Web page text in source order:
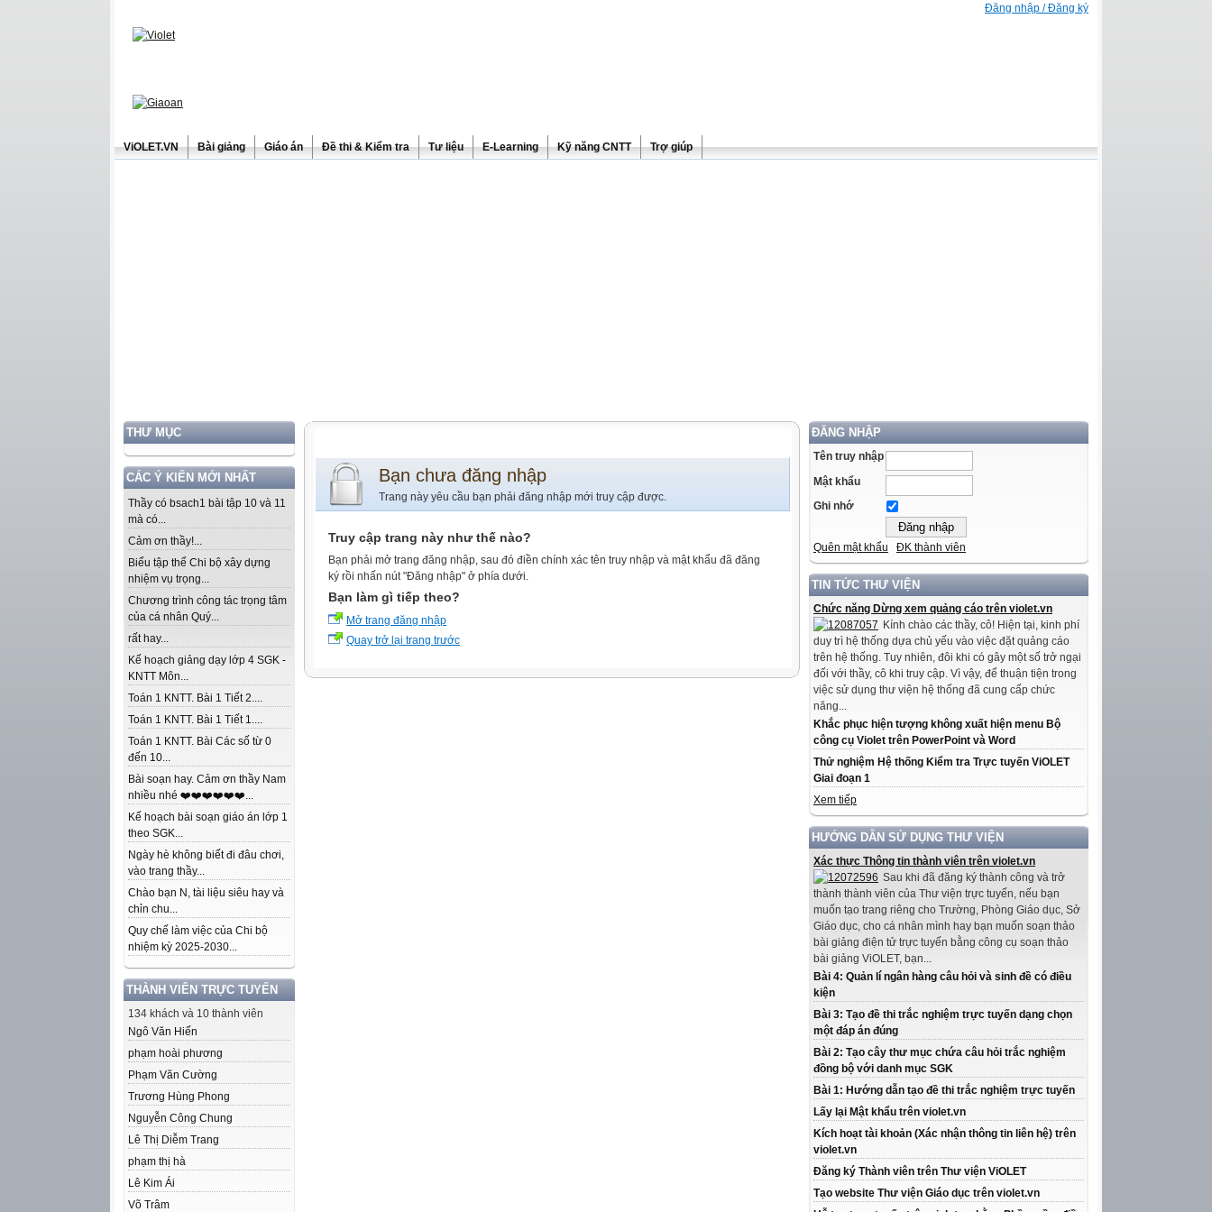
Đăng nhập / Đăng ký
ViOLET.VN Bài giảng Giáo án Đề thi & Kiểm tra Tư liệu E-Learning Kỹ năng CNTT Trợ giúp
THƯ MỤC
CÁC Ý KIẾN MỚI NHẤT
Thầy có bsach1 bài tập 10 và 11
mà có...
Cảm ơn thầy!...
Biểu tập thể Chi bộ xây dựng
nhiệm vụ trọng...
Chương trình công tác trọng tâm
của cá nhân Quý...
rất hay...
Kế hoạch giảng dạy lớp 4 SGK -
KNTT Môn...
Toán 1 KNTT. Bài 1 Tiết 2....
Toán 1 KNTT. Bài 1 Tiết 1....
Toán 1 KNTT. Bài Các số từ 0
đến 10...
Bài soạn hay. Cảm ơn thầy Nam
nhiều nhé ❤️❤️❤️❤️❤️❤️...
Kế hoạch bài soạn giáo án lớp 1
theo SGK...
Ngày hè không biết đi đâu chơi,
vào trang thầy...
Chào bạn N, tài liệu siêu hay và
chỉn chu...
Quy chế làm việc của Chi bộ
nhiệm kỳ 2025-2030...
THÀNH VIÊN TRỰC TUYẾN
134 khách và 10 thành viên
Ngô Văn Hiến
phạm hoài phương
Phạm Văn Cường
Trương Hùng Phong
Nguyễn Công Chung
Lê Thị Diễm Trang
phạm thị hà
Lê Kim Ái
Võ Trâm
ĐĂNG NHẬP
Tên truy nhập
Mật khẩu
Ghi nhớ
Quên mật khẩu ĐK thành viên
TIN TỨC THƯ VIỆN
Chức năng Dừng xem quảng cáo trên violet.vn
Kính chào các thầy, cô! Hiện tại, kinh phí
duy trì hệ thống dựa chủ yếu vào việc đặt quảng cáo
trên hệ thống. Tuy nhiên, đôi khi có gây một số trở ngại
đối với thầy, cô khi truy cập. Vì vậy, để thuận tiện trong
việc sử dụng thư viện hệ thống đã cung cấp chức
năng...
Khắc phục hiện tượng không xuất hiện menu Bộ
công cụ Violet trên PowerPoint và Word
Thử nghiệm Hệ thống Kiểm tra Trực tuyến ViOLET
Giai đoạn 1
Xem tiếp
HƯỚNG DẪN SỬ DỤNG THƯ VIỆN
Xác thực Thông tin thành viên trên violet.vn
Sau khi đã đăng ký thành công và trở
thành thành viên của Thư viện trực tuyến, nếu bạn
muốn tạo trang riêng cho Trường, Phòng Giáo dục, Sở
Giáo dục, cho cá nhân mình hay bạn muốn soạn thảo
bài giảng điện tử trực tuyến bằng công cụ soạn thảo
bài giảng ViOLET, bạn...
Bài 4: Quản lí ngân hàng câu hỏi và sinh đề có điều
kiện
Bài 3: Tạo đề thi trắc nghiệm trực tuyến dạng chọn
một đáp án đúng
Bài 2: Tạo cây thư mục chứa câu hỏi trắc nghiệm
đồng bộ với danh mục SGK
Bài 1: Hướng dẫn tạo đề thi trắc nghiệm trực tuyến
Lấy lại Mật khẩu trên violet.vn
Kích hoạt tài khoản (Xác nhận thông tin liên hệ) trên
violet.vn
Đăng ký Thành viên trên Thư viện ViOLET
Tạo website Thư viện Giáo dục trên violet.vn
Bạn chưa đăng nhập
Trang này yêu cầu bạn phải đăng nhập mới truy cập được.
Truy cập trang này như thế nào?
Bạn phải mở trang đăng nhập, sau đó điền chính xác tên truy nhập và mật khẩu đã đăng
ký rồi nhấn nút "Đăng nhập" ở phía dưới.
Bạn làm gì tiếp theo?
Mở trang đăng nhập
Quay trở lại trang trước